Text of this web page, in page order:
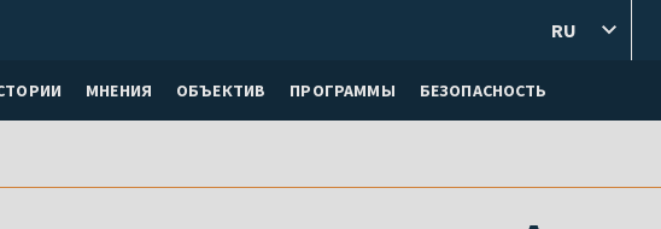
МНЕНИЯ ОБЪЕКТИВ ПРОГРАММЫ БЕЗОПАСНОСТЬ
RU